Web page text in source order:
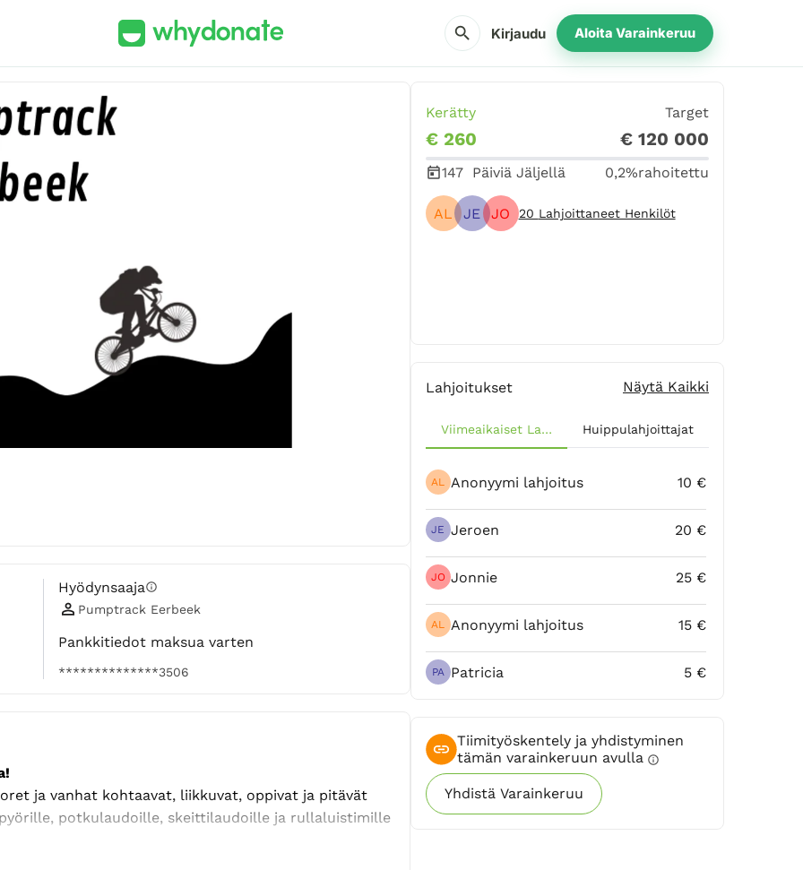
search Kirjaudu Aloita Varainkeruu
Hyödynsaajainfo
Pumptrack Eerbeek
Pankkitiedot maksua varten
**************3506
ja vanhat kohtaavat, liikkuvat, oppivat ja pitävät
potkulaudoille, skeittilaudoille ja rullaluistimille
Kerätty Target
€ 260 € 120 000
147 Päiviä Jäljellä 0,2%rahoitettu
AL JE JO 20 Lahjoittaneet Henkilöt
Lahjoitukset Näytä Kaikki
Viimeaikaiset LahjoituksetHuippulahjoittajat
AL Anonyymi lahjoitus 10 €
JE Jeroen 20 €
JO Jonnie 25 €
AL Anonyymi lahjoitus 15 €
PA Patricia 5 €
Tiimityöskentely ja yhdistyminen
tämän varainkeruun avulla info
Yhdistä Varainkeruu